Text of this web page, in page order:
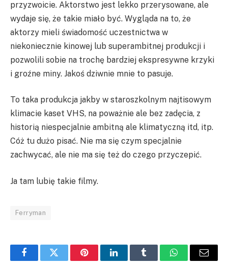
przyzwoicie. Aktorstwo jest lekko przerysowane, ale
wydaje się, że takie miało być. Wygląda na to, że
aktorzy mieli świadomość uczestnictwa w
niekoniecznie kinowej lub superambitnej produkcji i
pozwolili sobie na trochę bardziej ekspresywne krzyki
i groźne miny. Jakoś dziwnie mnie to pasuje.
To taka produkcja jakby w staroszkolnym najtisowym
klimacie kaset VHS, na poważnie ale bez zadęcia, z
historią niespecjalnie ambitną ale klimatyczną itd, itp.
Cóż tu dużo pisać. Nie ma się czym specjalnie
zachwycać, ale nie ma się też do czego przyczepić.
Ja tam lubię takie filmy.
Ferryman
FacebookTwitter PinterestLinkedInTumblr WhatsAppEmail